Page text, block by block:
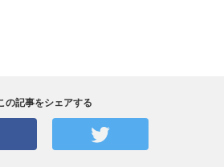
の記事をシェアする